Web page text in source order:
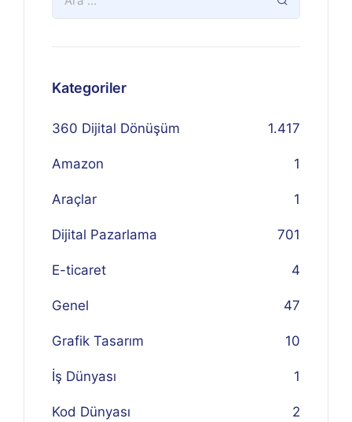
Kategoriler
360 Dijital Dönüşüm 1.417
Amazon 1
Araçlar 1
Dijital Pazarlama 701
E-ticaret 4
Genel 47
Grafik Tasarım 10
İş Dünyası 1
Kod Dünyası 2